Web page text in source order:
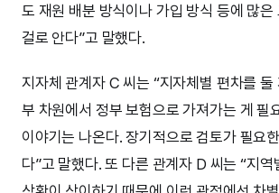
도 재원 배분 방식이나 가입 방식 등에 많은
걸로 안다”고 말했다.
지자체 관계자 C 씨는 “지자체별 편차를 둘
부 차원에서 정부 보험으로 가져가는 게 필
이야기는 나온다. 장기적으로 검토가 필요
다”고 말했다. 또 다른 관계자 D 씨는 “지역